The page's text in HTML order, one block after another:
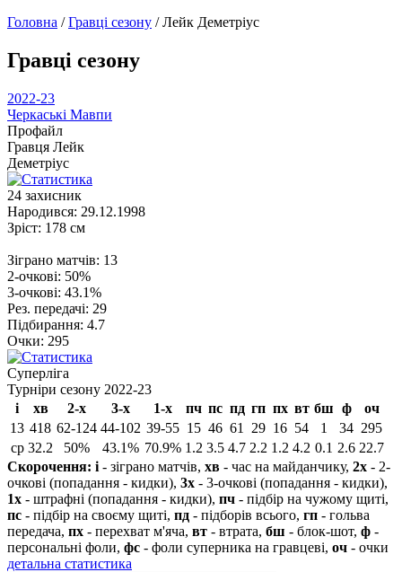
Головна /Гравці сезону /Лейк Деметріус
Гравці сезону
2022-23
Черкаські Мавпи
Профайл
Гравця Лейк
Деметріус
24 захисник
Народився: 29.12.1998
Зріст: 178 см
Зіграно матчів: 13
2-очкові: 50%
3-очкові: 43.1%
Рез. передачі: 29
Підбирання: 4.7
Очки: 295
Суперліга
Турніри сезону 2022-23
і
хв 2-х 3-х 1-х пч пс пд гп пх вт бш ф
оч
13 418 62-124 44-102 39-55 15 46 61 29 16 54 1 34 295
ср 32.2 50% 43.1% 70.9% 1.2 3.5 4.7 2.2 1.2 4.2 0.1 2.6 22.7
Скорочення: і - зіграно матчів, хв - час на майданчику, 2х - 2-
очкові (попадання - кидки), 3х - 3-очкові (попадання - кидки),
1х - штрафні (попадання - кидки), пч - підбір на чужому щиті,
пс - підбір на своєму щиті, пд - підборів всього, гп - гольва
передача, пх - перехват м'яча, вт - втрата, бш - блок-шот, ф -
персональні фоли, фс - фоли суперника на гравцеві, оч - очки
детальна статистика